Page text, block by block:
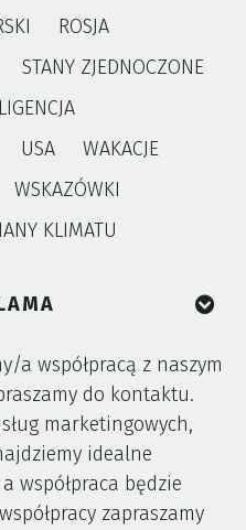
ROSJA
STANY ZJEDNOCZONE
USA
WAKACJE
WSKAZÓWKI
KLIMATU
a współpracą z naszym
do kontaktu.
marketingowych,
idealne
współpraca będzie
zapraszamy